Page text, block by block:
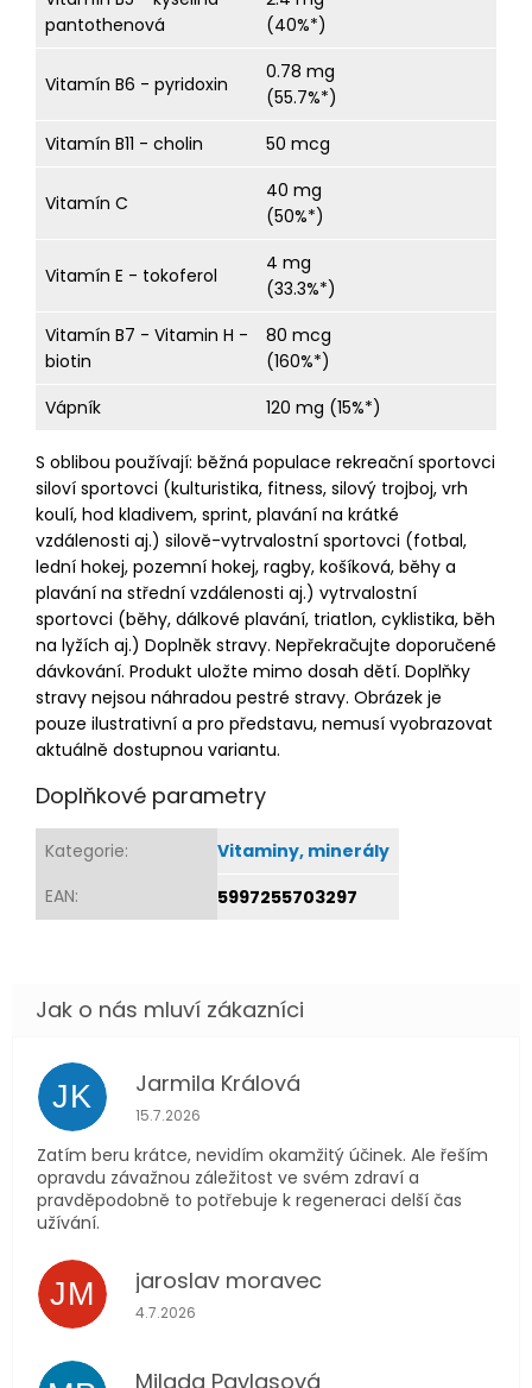
pantothenová
(40%*)
Vitamín B6 - pyridoxin
0.78 mg
(55.7%*)
Vitamín B11 - cholin
50 mcg
Vitamín C
40 mg
(50%*)
Vitamín E - tokoferol
4 mg
(33.3%*)
Vitamín B7 - Vitamin H -
biotin
80 mcg
(160%*)
Vápník
120 mg (15%*)
S oblibou používají: běžná populace rekreační sportovci
siloví sportovci (kulturistika, fitness, silový trojboj, vrh
koulí, hod kladivem, sprint, plavání na krátké
vzdálenosti aj.) silově-vytrvalostní sportovci (fotbal,
lední hokej, pozemní hokej, ragby, košíková, běhy a
plavání na střední vzdálenosti aj.) vytrvalostní
sportovci (běhy, dálkové plavání, triatlon, cyklistika, běh
na lyžích aj.) Doplněk stravy. Nepřekračujte doporučené
dávkování. Produkt uložte mimo dosah dětí. Doplňky
stravy nejsou náhradou pestré stravy. Obrázek je
pouze ilustrativní a pro představu, nemusí vyobrazovat
aktuálně dostupnou variantu.
Doplňkové parametry
Kategorie:
Vitaminy, minerály
EAN: 5997255703297
JK Jarmila Králová
Hodnocení obchodu je 5 z 5 hvězdiček.
15.7.2026
Zatím beru krátce, nevidím okamžitý účinek. Ale řeším
opravdu závažnou záležitost ve svém zdraví a
pravděpodobně to potřebuje k regeneraci delší čas
užívání.
JM jaroslav moravec
Hodnocení obchodu je 5 z 5 hvězdiček.
4.7.2026
Milada Pavlasová